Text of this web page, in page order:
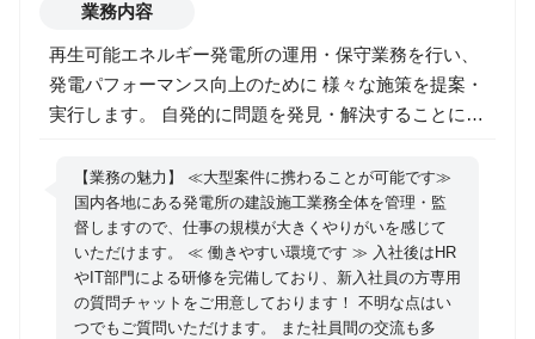
バイザリーに是非ご挑戦ください。もとより、Iターン
の方も同様に歓迎します。 【業務内容変更の範囲】
会社の定める範囲で変更の可能性あり
業務内容
再生可能エネルギー発電所の運用・保守業務を行い、
発電パフォーマンス向上のために 様々な施策を提案・
実行します。 自発的に問題を発見・解決することによ
定着、産業の創造に貢献頂くポジションです。 ・稼働
中の太陽光／風力発電所の運用・保守業務のマネジメ
ント （顧客対応、現場管理、契約・収支管理等）
・運用・保守ビジネスの経営企画業務（経営基盤強
化、シェア拡大戦略立案、産業創造等） 【所属部署】
プラントマネジメント部 または、オペレーションマ
【業務の魅力】 ≪大型案件に携わることが可能です≫
国内各地にある発電所の建設施工業務全体を管理・監
督しますので、仕事の規模が大きくやりがいを感じて
いただけます。 ≪ 働きやすい環境です ≫ 入社後はHR
やIT部門による研修を完備しており、新入社員の方専用
の質問チャットをご用意しております！ 不明な点はい
つでもご質問いただけます。 また社員間の交流も多